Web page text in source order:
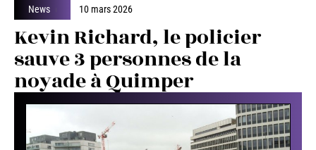
News 10 mars 2026
Kevin Richard, le policier
sauve 3 personnes de la
noyade à Quimper